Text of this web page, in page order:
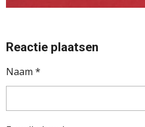
Reactie plaatsen
Naam *